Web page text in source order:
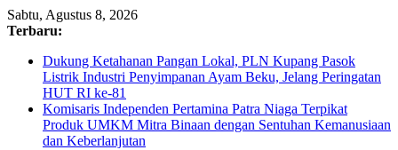
Sabtu, Agustus 8, 2026
Terbaru:
Dukung Ketahanan Pangan Lokal, PLN Kupang Pasok
Listrik Industri Penyimpanan Ayam Beku, Jelang Peringatan
HUT RI ke-81
Komisaris Independen Pertamina Patra Niaga Terpikat
Produk UMKM Mitra Binaan dengan Sentuhan Kemanusiaan
dan Keberlanjutan